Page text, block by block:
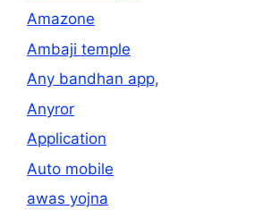
Amazone
Ambaji temple
Any bandhan app,
Anyror
Application
Auto mobile
awas yojna